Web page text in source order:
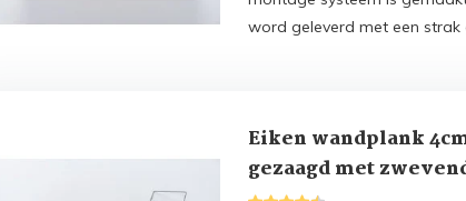
word geleverd met een
Eiken wandplank
gezaagd met